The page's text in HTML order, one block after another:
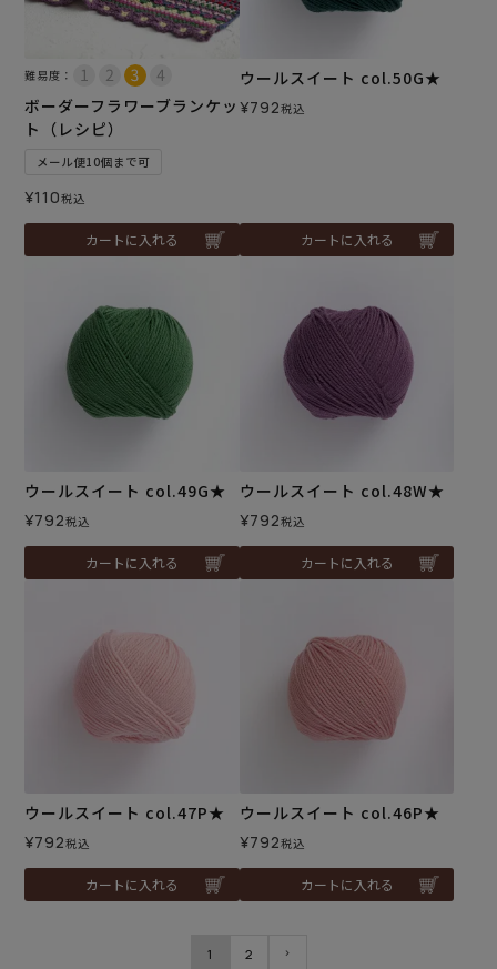
難易度：
ボーダーフラワーブランケッ
ト（レシピ）
メール便10個まで可
¥110税込
カートに入れる
ウールスイート col.50G★
¥792税込
カートに入れる
ウールスイート col.49G★
¥792税込
カートに入れる
ウールスイート col.48W★
¥792税込
カートに入れる
ウールスイート col.47P★
¥792税込
カートに入れる
ウールスイート col.46P★
¥792税込
カートに入れる
1 2